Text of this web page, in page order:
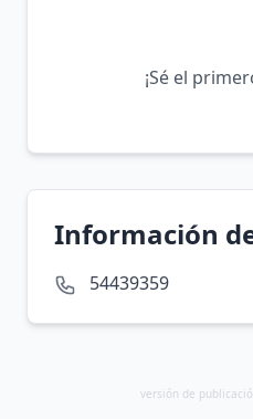
¡Sé el
Información
54439359
versión de